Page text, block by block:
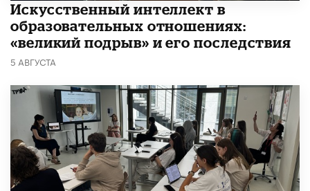
​Искусственный интеллект в
образовательных отношениях:
«великий подрыв» и его последствия
5 АВГУСТА